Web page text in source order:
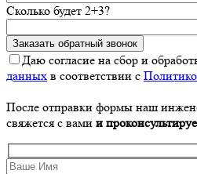
Сколько будет 2+3?
Даю согласие на сбор и
данных в соответствии с
После отправки формы наш
свяжется с вами и